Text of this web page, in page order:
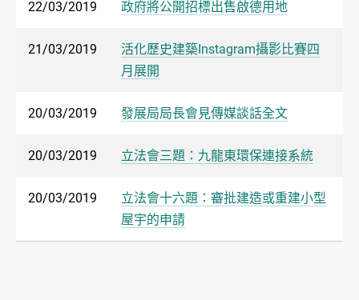
22/03/2019 政府將公開招標出售啟德用地
21/03/2019
活化歷史建築Instagram攝影比賽四
月展開
20/03/2019 發展局局長會見傳媒談話全文
20/03/2019 立法會三題：九龍東環保連接系統
20/03/2019
立法會十六題：審批建造或重建小型
屋宇的申請